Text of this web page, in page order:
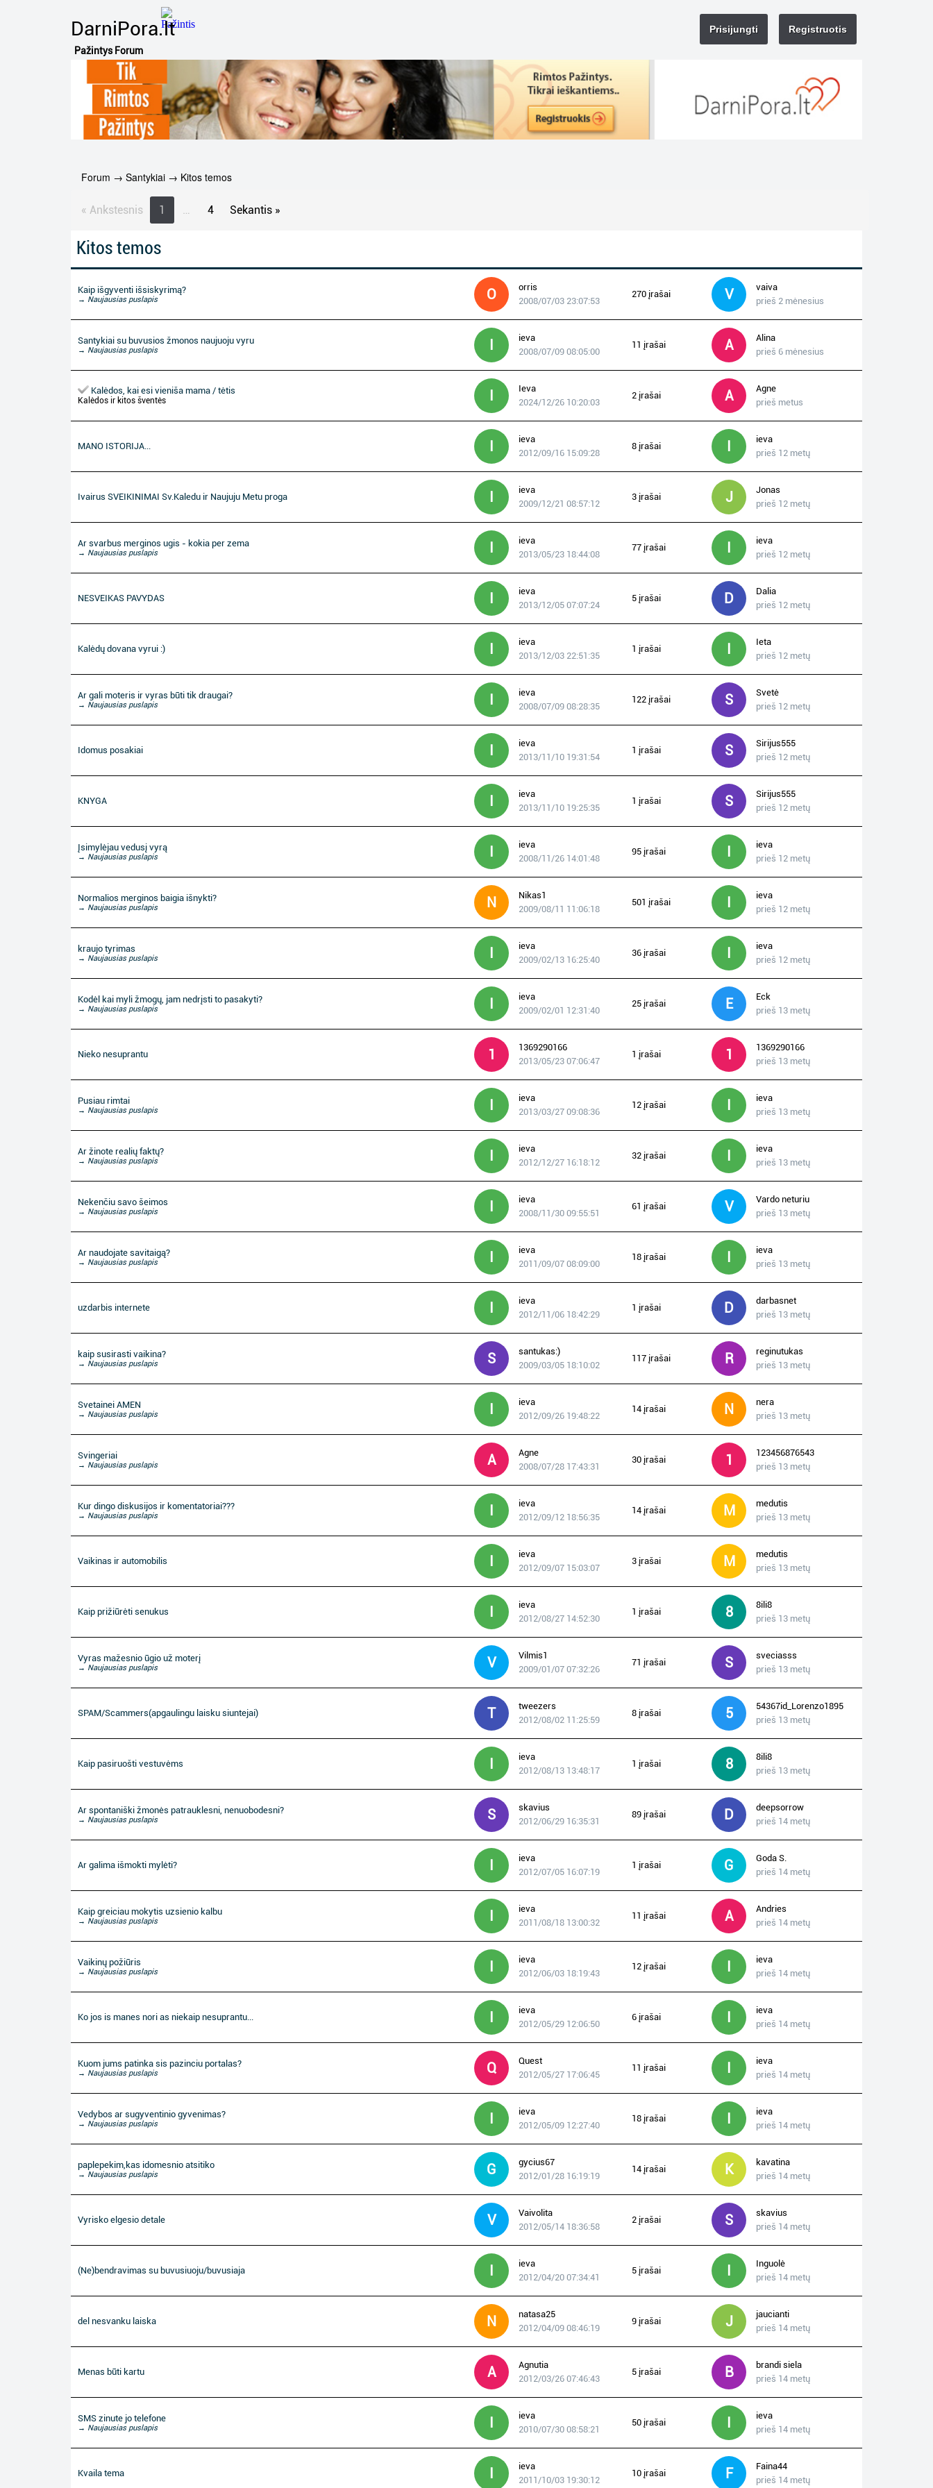
DarniPora.lt
Pažintys Forum
Registruotis
Prisijungti
Forum → Santykiai → Kitos temos
« Ankstesnis 1 4 Sekantis »
Kitos temos
Kaip išgyventi išsiskyrimą?
→ Naujausias puslapis O
orris
2008/07/03 23:07:53
270 įrašai V
vaiva
prieš 2 mėnesius
Santykiai su buvusios žmonos naujuoju vyru
→ Naujausias puslapis I
ieva
2008/07/09 08:05:00
11 įrašai A
Alina
prieš 6 mėnesius
Kalėdos, kai esi vieniša mama / tėtis
Kalėdos ir kitos šventės I
Ieva
2024/12/26 10:20:03
2 įrašai A
Agne
prieš metus
MANO ISTORIJA... I
ieva
2012/09/16 15:09:28
8 įrašai I
ieva
prieš 12 metų
Ivairus SVEIKINIMAI Sv.Kaledu ir Naujuju Metu proga I
ieva
2009/12/21 08:57:12
3 įrašai J
Jonas
prieš 12 metų
Ar svarbus merginos ugis - kokia per zema
→ Naujausias puslapis I
ieva
2013/05/23 18:44:08
77 įrašai I
ieva
prieš 12 metų
NESVEIKAS PAVYDAS I
ieva
2013/12/05 07:07:24
5 įrašai D
Dalia
prieš 12 metų
Kalėdų dovana vyrui :) I
ieva
2013/12/03 22:51:35
1 įrašai I
Ieta
prieš 12 metų
Ar gali moteris ir vyras būti tik draugai?
→ Naujausias puslapis I
ieva
2008/07/09 08:28:35
122 įrašai S
Svetė
prieš 12 metų
Idomus posakiai I
ieva
2013/11/10 19:31:54
1 įrašai S
Sirijus555
prieš 12 metų
KNYGA I
ieva
2013/11/10 19:25:35
1 įrašai S
Sirijus555
prieš 12 metų
Įsimylėjau vedusį vyrą
→ Naujausias puslapis I
ieva
2008/11/26 14:01:48
95 įrašai I
ieva
prieš 12 metų
Normalios merginos baigia išnykti?
→ Naujausias puslapis N
Nikas1
2009/08/11 11:06:18
501 įrašai I
ieva
prieš 12 metų
kraujo tyrimas
→ Naujausias puslapis I
ieva
2009/02/13 16:25:40
36 įrašai I
ieva
prieš 12 metų
Kodėl kai myli žmogų, jam nedrįsti to pasakyti?
→ Naujausias puslapis I
ieva
2009/02/01 12:31:40
25 įrašai E
Eck
prieš 13 metų
Nieko nesuprantu 1
1369290166
2013/05/23 07:06:47
1 įrašai 1
1369290166
prieš 13 metų
Pusiau rimtai
→ Naujausias puslapis I
ieva
2013/03/27 09:08:36
12 įrašai I
ieva
prieš 13 metų
Ar žinote realių faktų?
→ Naujausias puslapis I
ieva
2012/12/27 16:18:12
32 įrašai I
ieva
prieš 13 metų
Nekenčiu savo šeimos
→ Naujausias puslapis I
ieva
2008/11/30 09:55:51
61 įrašai V
Vardo neturiu
prieš 13 metų
Ar naudojate savitaigą?
→ Naujausias puslapis I
ieva
2011/09/07 08:09:00
18 įrašai I
ieva
prieš 13 metų
uzdarbis internete I
ieva
2012/11/06 18:42:29
1 įrašai D
darbasnet
prieš 13 metų
kaip susirasti vaikina?
→ Naujausias puslapis S
santukas:)
2009/03/05 18:10:02
117 įrašai R
reginutukas
prieš 13 metų
Svetainei AMEN
→ Naujausias puslapis I
ieva
2012/09/26 19:48:22
14 įrašai N
nera
prieš 13 metų
Svingeriai
→ Naujausias puslapis A
Agne
2008/07/28 17:43:31
30 įrašai 1
123456876543
prieš 13 metų
Kur dingo diskusijos ir komentatoriai???
→ Naujausias puslapis I
ieva
2012/09/12 18:56:35
14 įrašai M
medutis
prieš 13 metų
Vaikinas ir automobilis I
ieva
2012/09/07 15:03:07
3 įrašai M
medutis
prieš 13 metų
Kaip prižiūrėti senukus I
ieva
2012/08/27 14:52:30
1 įrašai 8
8ili8
prieš 13 metų
Vyras mažesnio ūgio už moterį
→ Naujausias puslapis V
Vilmis1
2009/01/07 07:32:26
71 įrašai S
sveciasss
prieš 13 metų
SPAM/Scammers(apgaulingu laisku siuntejai) T
tweezers
2012/08/02 11:25:59
8 įrašai 5
54367id_Lorenzo1895
prieš 13 metų
Kaip pasiruošti vestuvėms I
ieva
2012/08/13 13:48:17
1 įrašai 8
8ili8
prieš 13 metų
Ar spontaniški žmonės patrauklesni, nenuobodesni?
→ Naujausias puslapis S
skavius
2012/06/29 16:35:31
89 įrašai D
deepsorrow
prieš 14 metų
Ar galima išmokti mylėti? I
ieva
2012/07/05 16:07:19
1 įrašai G
Goda S.
prieš 14 metų
Kaip greiciau mokytis uzsienio kalbu
→ Naujausias puslapis I
ieva
2011/08/18 13:00:32
11 įrašai A
Andries
prieš 14 metų
Vaikinų požiūris
→ Naujausias puslapis I
ieva
2012/06/03 18:19:43
12 įrašai I
ieva
prieš 14 metų
Ko jos is manes nori as niekaip nesuprantu... I
ieva
2012/05/29 12:06:50
6 įrašai I
ieva
prieš 14 metų
Kuom jums patinka sis pazinciu portalas?
→ Naujausias puslapis Q
Quest
2012/05/27 17:06:45
11 įrašai I
ieva
prieš 14 metų
Vedybos ar sugyventinio gyvenimas?
→ Naujausias puslapis I
ieva
2012/05/09 12:27:40
18 įrašai I
ieva
prieš 14 metų
paplepekim,kas idomesnio atsitiko
→ Naujausias puslapis G
gycius67
2012/01/28 16:19:19
14 įrašai K
kavatina
prieš 14 metų
Vyrisko elgesio detale V
Vaivolita
2012/05/14 18:36:58
2 įrašai S
skavius
prieš 14 metų
(Ne)bendravimas su buvusiuoju/buvusiaja I
ieva
2012/04/20 07:34:41
5 įrašai I
Inguolė
prieš 14 metų
del nesvanku laiska N
natasa25
2012/04/09 08:46:19
9 įrašai J
jaucianti
prieš 14 metų
Menas būti kartu A
Agnutia
2012/03/26 07:46:43
5 įrašai B
brandi siela
prieš 14 metų
SMS zinute jo telefone
→ Naujausias puslapis I
ieva
2010/07/30 08:58:21
50 įrašai I
ieva
prieš 14 metų
Kvaila tema I
ieva
2011/10/03 19:30:12
10 įrašai F
Faina44
prieš 14 metų